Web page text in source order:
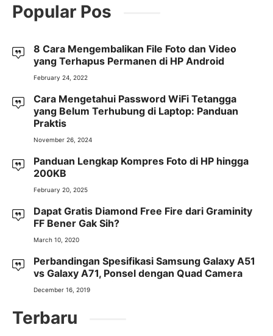
Popular Pos
8 Cara Mengembalikan File Foto dan Video
yang Terhapus Permanen di HP Android
February 24, 2022
Cara Mengetahui Password WiFi Tetangga
yang Belum Terhubung di Laptop: Panduan
Praktis
November 26, 2024
Panduan Lengkap Kompres Foto di HP hingga
200KB
February 20, 2025
Dapat Gratis Diamond Free Fire dari Graminity
FF Bener Gak Sih?
March 10, 2020
Perbandingan Spesifikasi Samsung Galaxy A51
vs Galaxy A71, Ponsel dengan Quad Camera
December 16, 2019
Terbaru